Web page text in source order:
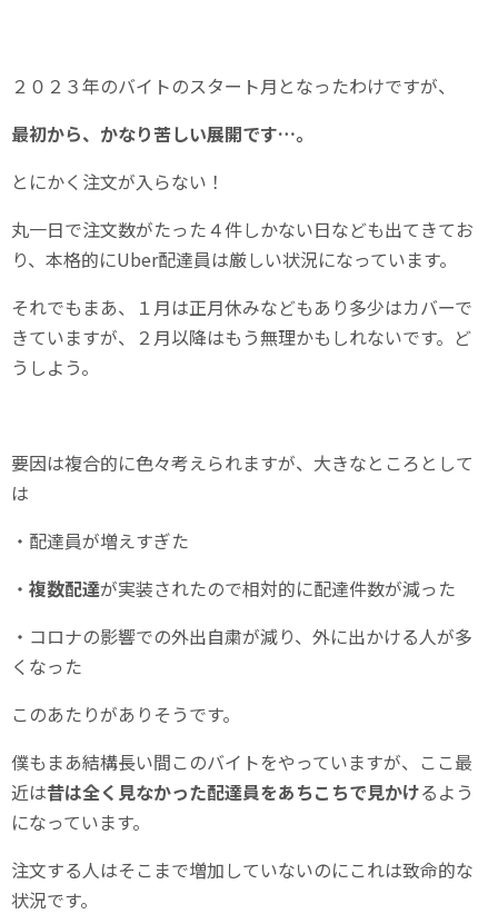
２０２３年のバイトのスタート月となったわけですが、
最初から、かなり苦しい展開です…。
とにかく注文が入らない！
丸一日で注文数がたった４件しかない日なども出てきてお
り、本格的にUber配達員は厳しい状況になっています。
それでもまあ、１月は正月休みなどもあり多少はカバーで
きていますが、２月以降はもう無理かもしれないです。ど
うしよう。
要因は複合的に色々考えられますが、大きなところとして
は
・配達員が増えすぎた
・ 複数配達が実装されたので相対的に配達件数が減った
・コロナの影響での外出自粛が減り、外に出かける人が多
くなった
このあたりがありそうです。
僕もまあ結構長い間このバイトをやっていますが、ここ最
近は昔は全く見なかった配達員をあちこちで見かけるよう
になっています。
注文する人はそこまで増加していないのにこれは致命的な
状況です。